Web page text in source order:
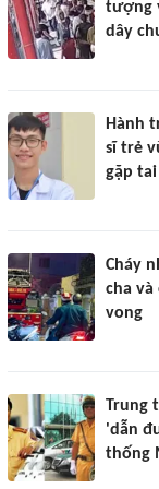
tượng
dây
Hành
sĩ trẻ
gặp
Cháy
cha
vong
Trung
'dẫn
thống